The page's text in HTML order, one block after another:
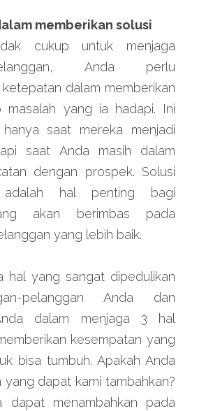
memberikan solusi
cukup untuk menjaga
Anda perlu
dalam memberikan
masalah yang ia hadapi. Ini
saat mereka menjadi
saat Anda masih dalam
dengan prospek. Solusi
hal penting bagi
akan berimbas pada
yang lebih baik.
hal yang sangat dipedulikan
pelanggan Anda dan
dalam menjaga 3 hal
kesempatan yang
bisa tumbuh. Apakah Anda
yang dapat kami tambahkan?
dapat menambahkan pada